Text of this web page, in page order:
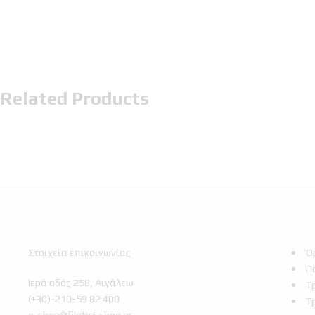
Related Products
Στοιχεία επικοινωνίας
Ιερά οδός 258, Αιγάλεω
(+30)-210-59 82 400